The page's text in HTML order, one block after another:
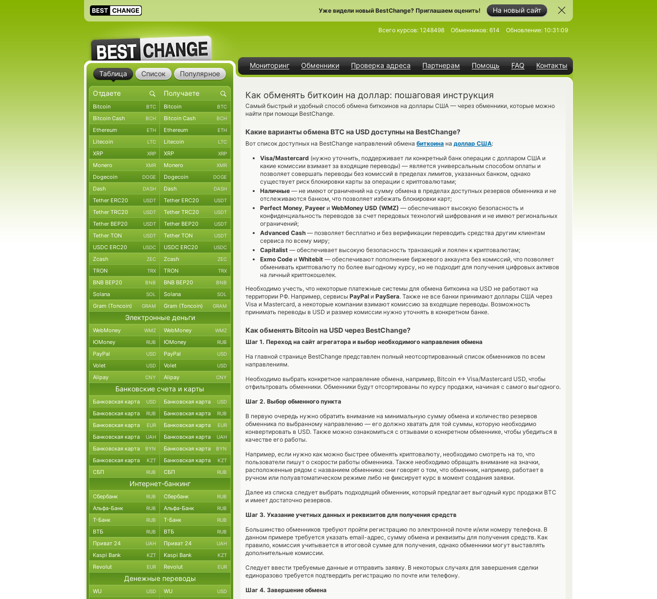
На новый сайт
Уже видели новый BestChange? Приглашаем оценить!
Мониторинг Обменники Проверка адреса Партнерам Помощь FAQ Контакты
Всего курсов: 1248498 Обменников: 614 Обновление: 10:31:09
Как обменять биткоин на доллар: пошаговая инструкция
Cамый быстрый и удобный способ обмена биткоинов на доллары США — через обменники, которые можно
найти при помощи BestChange.
Какие варианты обмена BTC на USD доступны на BestChange?
Вот список доступных на BestChange направлений обмена биткоина на доллар США:
Visa/Mastercard (нужно уточнить, поддерживает ли конкретный банк операции с долларом США и
какие комиссии взимает за входящие переводы) — является универсальным способом оплаты и
позволяет совершать переводы без комиссий в пределах лимитов, указанных банком, однако
существует риск блокировки карты за операции с криптовалютами;
Наличные — не имеют ограничений на сумму обмена в пределах доступных резервов обменника и не
отслеживаются банком, что позволяет избежать блокировки карт;
Perfect Money, Payeer и WebMoney USD (WMZ) — обеспечивают высокую безопасность и
конфиденциальность переводов за счет передовых технологий шифрования и не имеют региональных
ограничений;
Advanced Cash — позволяет бесплатно и без верификации переводить средства другим клиентам
сервиса по всему миру;
Capitalist — обеспечивает высокую безопасность транзакций и лоялен к криптовалютам;
Exmo Code и Whitebit — обеспечивают пополнение биржевого аккаунта без комиссий, что позволяет
обменивать криптовалюту по более выгодному курсу, но не подходит для получения цифровых активов
на личный криптокошелек.
Необходимо учесть, что некоторые платежные системы для обмена биткоина на USD не работают на
территории РФ. Например, сервисы PayPal и PaySera. Также не все банки принимают доллары США через
Visa и Mastercard, а некоторые компании взимают комиссию за входящие переводы. Возможность
принимать переводы в USD и размер комиссии нужно уточнять в конкретном банке.
Как обменять Bitcoin на USD через BestChange?
Шаг 1. Переход на сайт агрегатора и выбор необходимого направления обмена
На главной странице BestChange представлен полный неотсортированный список обменников по всем
направлениям.
Необходимо выбрать конкретное направление обмена, например, Bitcoin <-> Visa/Mastercard USD, чтобы
отфильтровать обменники. Обменники будут отсортированы по курсу продажи, начиная с самого выгодного.
Шаг 2. Выбор обменного пункта
В первую очередь нужно обратить внимание на минимальную сумму обмена и количество резервов
обменника по выбранному направлению — его должно хватать для той суммы, которую необходимо
конвертировать в USD. Также можно ознакомиться с отзывами о конкретном обменнике, чтобы убедиться в
качестве его работы.
Например, если нужно как можно быстрее обменять криптовалюту, необходимо смотреть на то, что
пользователи пишут о скорости работы обменника. Также необходимо обращать внимание на значки,
расположенные рядом с названием обменника: они говорят о том, что обменник, например, работает в
ручном или полуавтоматическом режиме либо не фиксирует курс в момент создания заявки.
Далее из списка следует выбрать подходящий обменник, который предлагает выгодный курс продажи BTC
и имеет достаточно резервов.
Шаг 3. Указание учетных данных и реквизитов для получения средств
Большинство обменников требуют пройти регистрацию по электронной почте и/или номеру телефона. В
данном примере требуется указать email-адрес, сумму обмена и реквизиты для получения средств. Как
правило, комиссия учитывается в итоговой сумме для получения, однако обменники могут выставлять
дополнительные комиссии.
Следует ввести требуемые данные и отправить заявку. В некоторых случаях для завершения сделки
единоразово требуется подтвердить регистрацию по почте или телефону.
Шаг 4. Завершение обмена
Таблица Список Популярное
Bitcoin BTC Bitcoin BTC
Bitcoin Cash BCH Bitcoin Cash BCH
Ethereum ETH Ethereum ETH
Litecoin LTC Litecoin LTC
XRP XRP XRP XRP
Monero XMR Monero XMR
Dogecoin DOGE Dogecoin DOGE
Dash DASH Dash DASH
Tether ERC20 USDT Tether ERC20 USDT
Tether TRC20 USDT Tether TRC20 USDT
Tether BEP20 USDT Tether BEP20 USDT
Tether TON USDT Tether TON USDT
USDC ERC20 USDC USDC ERC20 USDC
Zcash ZEC Zcash ZEC
TRON TRX TRON TRX
BNB BEP20 BNB BNB BEP20 BNB
Solana SOL Solana SOL
Gram (Toncoin) GRAM Gram (Toncoin) GRAM
Электронные деньги
WebMoney WMZ WebMoney WMZ
ЮMoney RUB ЮMoney RUB
PayPal USD PayPal USD
Volet USD Volet USD
Alipay CNY Alipay CNY
Банковские счета и карты
Банковская карта USD Банковская карта USD
Банковская карта RUB Банковская карта RUB
Банковская карта EUR Банковская карта EUR
Банковская карта UAH Банковская карта UAH
Банковская карта BYN Банковская карта BYN
Банковская карта KZT Банковская карта KZT
СБП RUB СБП RUB
Интернет-банкинг
Сбербанк RUB Сбербанк RUB
Альфа-Банк RUB Альфа-Банк RUB
Т-Банк RUB Т-Банк RUB
ВТБ RUB ВТБ RUB
Приват 24 UAH Приват 24 UAH
Kaspi Bank KZT Kaspi Bank KZT
Revolut EUR Revolut EUR
Денежные переводы
WU USD WU USD